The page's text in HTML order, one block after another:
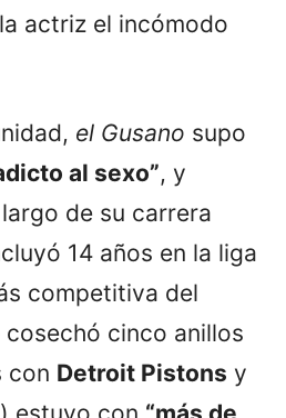
actriz el incómodo
el Gusano supo
al sexo”, y
de su carrera
14 años en la liga
competitiva del
cosechó cinco anillos
con Detroit Pistons y